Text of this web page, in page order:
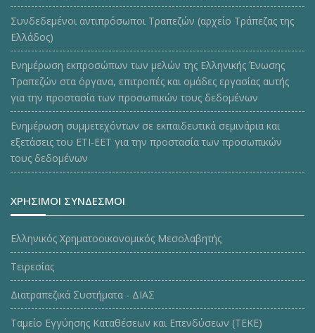
Συνδεδεμένοι αντιπρόσωποι Τραπεζών (αρχείο Τράπεζας της
Ελλάδος)
Ενημέρωση εκπροσώπων των μελών της Ελληνικής Ένωσης
Τραπεζών στα όργανα, επιτροπές και ομάδες εργασίας αυτής
για την προστασία των προσωπικών τους δεδομένων
Ενημέρωση συμμετεχόντων σε εκπαιδευτικά σεμινάρια και
εξετάσεις του ΕΤΙ-ΕΕΤ για την προστασία των προσωπικών
τους δεδομένων
ΧΡΗΣΙΜΟΙ ΣΥΝΔΕΣΜΟΙ
Ελληνικός Χρηματοοικονομικός Μεσολαβητής
Τειρεσίας
Διατραπεζικά Συστήματα - ΔΙΑΣ
Ταμείο Εγγύησης Καταθέσεων και Επενδύσεων (ΤΕΚE)